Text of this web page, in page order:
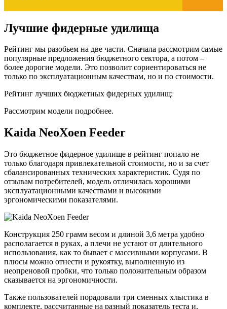
Лучшие фидерные удилища
Рейтинг мы разобьем на две части. Сначала рассмотрим самые
популярные предложения бюджетного сектора, а потом –
более дорогие модели. Это позволит сориентироваться не
только по эксплуатационным качествам, но и по стоимости.
Рейтинг лучших бюджетных фидерных удилищ:
Рассмотрим модели подробнее.
Kaida NeoXoen Feeder
Это бюджетное фидерное удилище в рейтинг попало не
только благодаря привлекательной стоимости, но и за счет
сбалансированных технических характеристик. Судя по
отзывам потребителей, модель отличилась хорошими
эксплуатационными качествами и высокими
эргономическими показателями.
Конструкция 250 грамм весом и длиной 3,6 метра удобно
располагается в руках, а плечи не устают от длительного
использования, как то бывает с массивными корпусами. В
плюсы можно отнести и рукоятку, выполненную из
неопреновой пробки, что только положительным образом
сказывается на эргономичности.
Также пользователей порадовали три сменных хлыстика в
комплекте, рассчитанные на разный показатель теста и,